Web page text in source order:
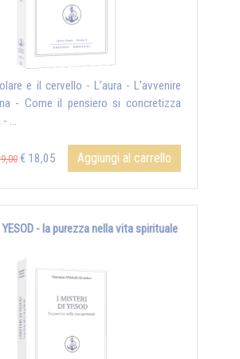
e il cervello - L’aura - L'avvenire
- Come il pensiero si concretizza
...
€ 18,05 Aggiungi al carrello
YESOD - la purezza nella vita spirituale